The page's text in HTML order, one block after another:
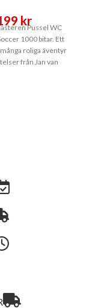
krPussel WC
1000 bitar. Ett
roliga äventyr
från Jan van